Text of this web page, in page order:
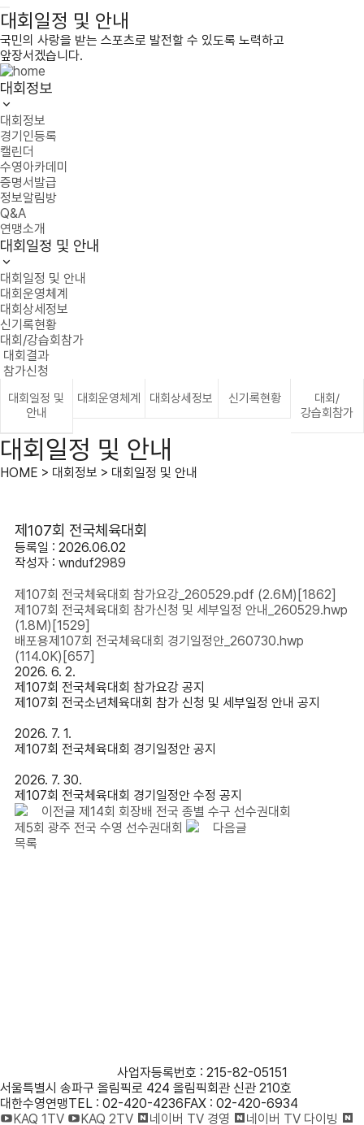
대회일정 및 안내
국민의 사랑을 받는 스포츠로 발전할 수 있도록 노력하고
앞장서겠습니다.
대회정보
대회정보
경기인등록
캘린더
수영아카데미
증명서발급
정보알림방
Q&A
연맹소개
대회일정 및 안내
대회일정 및 안내
대회운영체계
대회상세정보
신기록현황
대회/강습회참가
대회결과
참가신청
대회일정 및
안내
대회운영체계 대회상세정보 신기록현황
대회/
강습회참가
대회일정 및 안내
HOME > 대회정보 > 대회일정 및 안내
제107회 전국체육대회
등록일 : 2026.06.02
작성자 : wnduf2989
제107회 전국체육대회 참가요강_260529.pdf (2.6M) [1862]
제107회 전국체육대회 참가신청 및 세부일정 안내_260529.hwp
(1.8M) [1529]
배포용제107회 전국체육대회 경기일정안_260730.hwp
(114.0K) [657]
2026. 6. 2.
제107회 전국체육대회 참가요강 공지
제107회 전국소년체육대회 참가 신청 및 세부일정 안내 공지
2026. 7. 1.
제107회 전국체육대회 경기일정안 공지
2026. 7. 30.
제107회 전국체육대회 경기일정안 수정 공지
이전글 제14회 회장배 전국 종별 수구 선수권대회
제5회 광주 전국 수영 선수권대회
다음글
목록
사업자등록번호 : 215-82-05151
서울특별시 송파구 올림픽로 424 올림픽회관 신관 210호
대한수영연맹TEL : 02-420-4236FAX : 02-420-6934
KAQ 1TV
KAQ 2TV 네이버 TV 경영 네이버 TV 다이빙